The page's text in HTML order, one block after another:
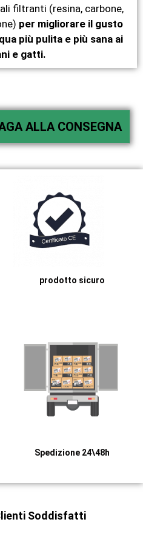
filtranti (resina, carbone,
per migliorare il gusto
più pulita e più sana ai
e gatti.
ALLA CONSEGNA
prodotto sicuro
Spedizione 24\48h
Soddisfatti